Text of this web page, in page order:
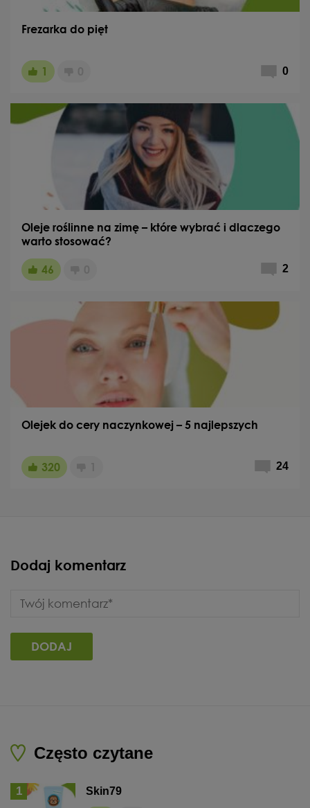
Frezarka do pięt
1 0
Oleje roślinne na zimę – które wybrać i dlaczego
warto stosować?
46 2
Olejek do cery naczynkowej – 5 najlepszych
320 24
Dodaj komentarz
Często czytane
1 Skin79